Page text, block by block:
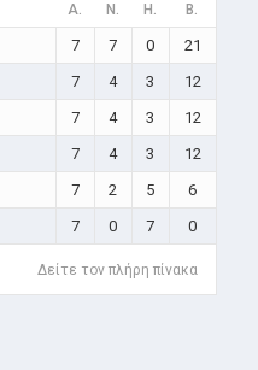
A. N. H. B.
7 7 0
21
7 4 3
12
7 4 3
12
7 4 3
12
7 2 5
6
7 0 7 0
Δείτε τον πλήρη πίνακα